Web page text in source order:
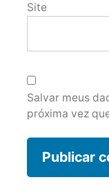
Site
Salvar meus
próxima vez